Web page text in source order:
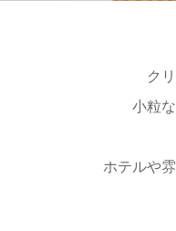
ク
小粒
ホテルや